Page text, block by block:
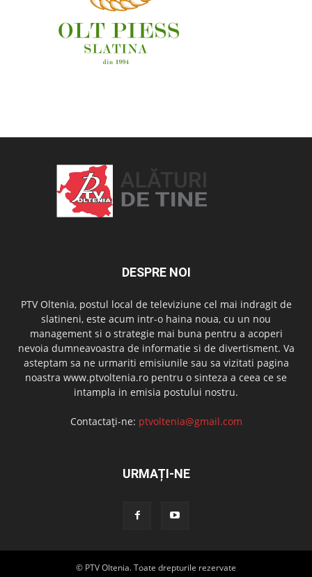
DESPRE NOI
PTV Oltenia, postul local de televiziune cel mai indragit de
slatineni, este acum intr-o haina noua, cu un nou
management si o strategie mai buna pentru a acoperi
nevoia dumneavoastra de informatie si de divertisment. Va
asteptam sa ne urmariti emisiunile sau sa vizitati pagina
noastra www.ptvoltenia.ro pentru o sinteza a ceea ce se
intampla in emisia postului nostru.
Contactați-ne: ptvoltenia@gmail.com
URMAȚI-NE
© PTV Oltenia. Toate drepturile rezervate